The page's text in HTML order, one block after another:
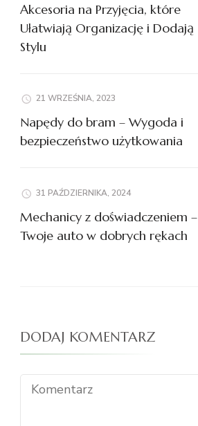
Akcesoria na Przyjęcia, które
Ułatwiają Organizację i Dodają
Stylu
21 WRZEŚNIA, 2023
Napędy do bram – Wygoda i
bezpieczeństwo użytkowania
31 PAŹDZIERNIKA, 2024
Mechanicy z doświadczeniem –
Twoje auto w dobrych rękach
DODAJ KOMENTARZ